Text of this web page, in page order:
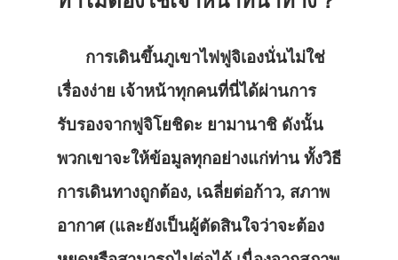
การเดินขึ้นภูเขาไฟฟูจิเองนั่นไม่ใช่
เรื่องง่าย เจ้าหน้าทุกคนที่นี่ได้ผ่านการ
รับรองจากฟูจิโยชิดะ ยามานาชิ ดังนั้น
พวกเขาจะให้ข้อมูลทุกอย่างแก่ท่าน ทั้งวิธี
การเดินทางถูกต้อง, เฉลี่ยต่อก้าว, สภาพ
อากาศ (และยังเป็นผู้ตัดสินใจว่าจะต้อง